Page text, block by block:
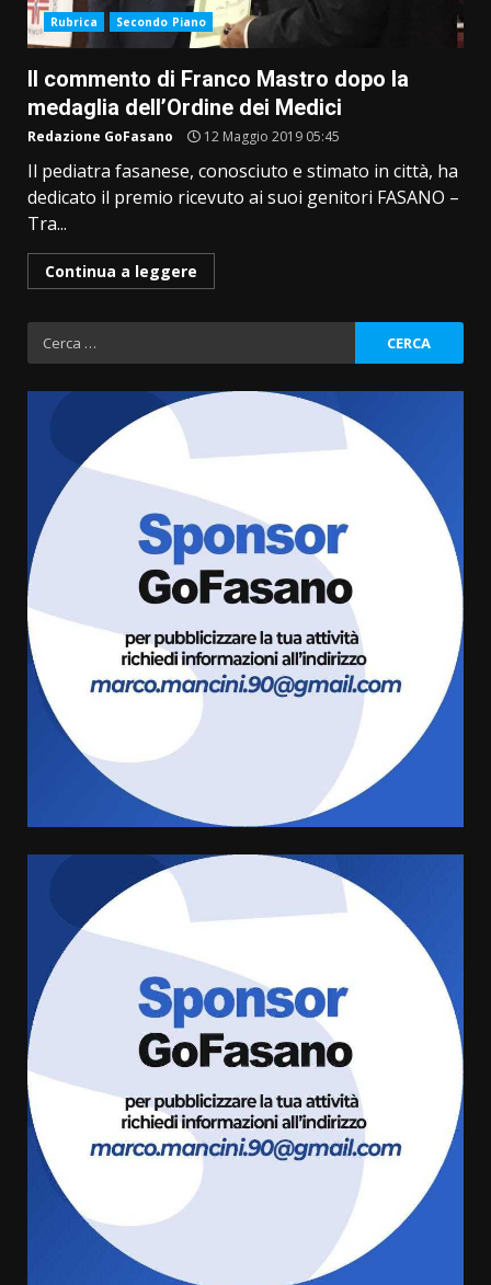
Rubrica Secondo Piano
Il commento di Franco Mastro dopo la
medaglia dell’Ordine dei Medici
Redazione GoFasano 12 Maggio 2019 05:45
Il pediatra fasanese, conosciuto e stimato in città, ha
dedicato il premio ricevuto ai suoi genitori FASANO –
Tra...
Continua a leggere
Ricerca
per:
Grazia Neglia, coordinatrice
cittadina di Fratelli d’Italia,
pronta a tornare in Consiglio
comunale
6 Agosto 2026 08:00
Cura dei beni comuni e
cittadinanza attiva: online
l’avviso per la gestione
condivisa della Villetta di
assoluta de “L’Albergo
Belvedere. Il rapimento”
6 Agosto 2026 06:15
Serie D, l’Us Fasano è escluso
dal campionato
5 Agosto 2026 17:30
Truffatori in azione nelle
frazioni fasanesi
5 Agosto 2026 11:03
Fasanese ferito a colpi di arma